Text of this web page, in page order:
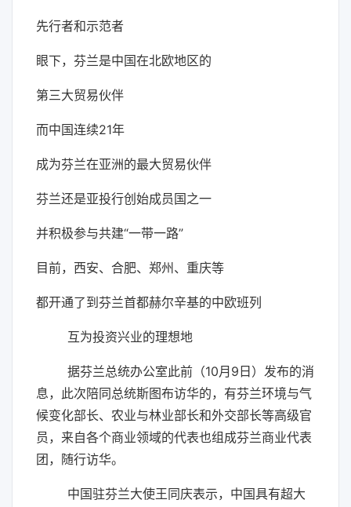
先行者和示范者
眼下，芬兰是中国在北欧地区的
第三大贸易伙伴
而中国连续21年
成为芬兰在亚洲的最大贸易伙伴
芬兰还是亚投行创始成员国之一
并积极参与共建“一带一路”
目前，西安、合肥、郑州、重庆等
都开通了到芬兰首都赫尔辛基的中欧班列
互为投资兴业的理想地
据芬兰总统办公室此前（10月9日）发布的消
息，此次陪同总统斯图布访华的，有芬兰环境与气
候变化部长、农业与林业部长和外交部长等高级官
员，来自各个商业领域的代表也组成芬兰商业代表
团，随行访华。
中国驻芬兰大使王同庆表示，中国具有超大